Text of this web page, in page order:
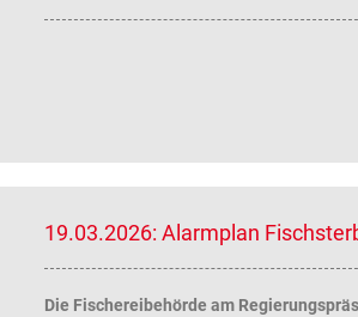
19.03.2026: Alarmplan
Die Fischereibehörde am